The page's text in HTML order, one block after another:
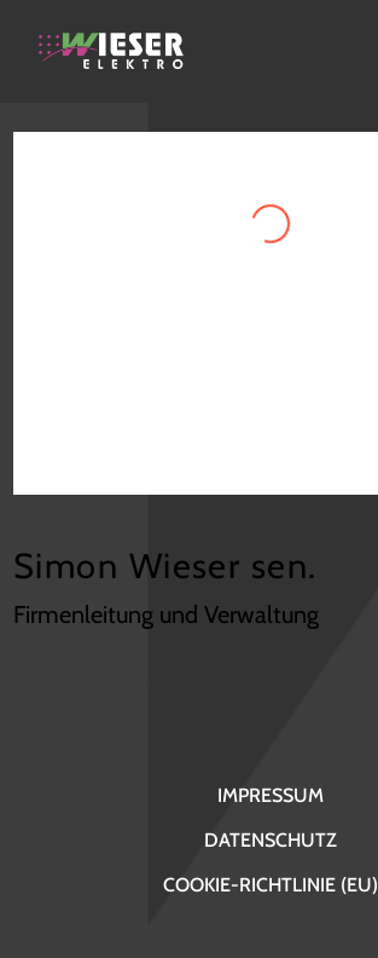
Simon Wieser sen.
Firmenleitung und Verwaltung
IMPRESSUM
DATENSCHUTZ
COOKIE-RICHTLINIE (EU)